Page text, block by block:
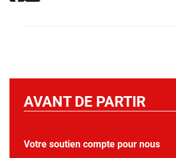
AVANT DE PARTIR
Votre soutien compte pour nous